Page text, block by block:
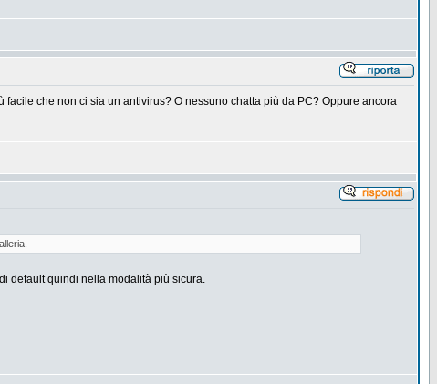
che non ci sia un antivirus? O nessuno chatta più da PC? Oppure ancora
default quindi nella modalità più sicura.